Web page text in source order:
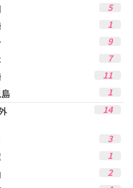
5
1
9
7
11
1
14
3
1
2